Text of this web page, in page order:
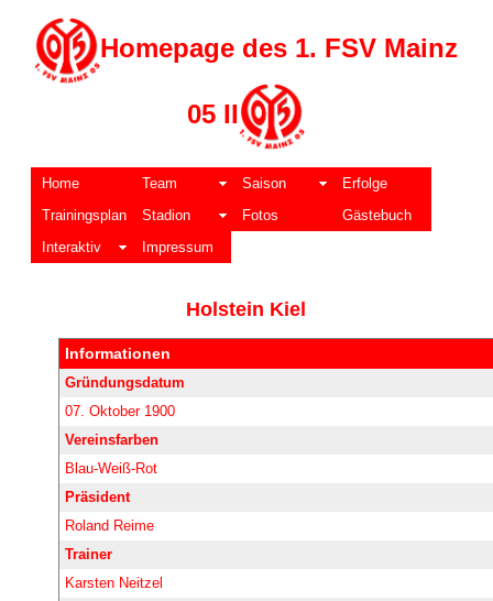
Homepage des 1. FSV Mainz
05 II
Home Team Saison
Erfolge
Trainingsplan
Stadion Fotos
Gästebuch
Interaktiv
Impressum
Holstein Kiel
Informationen
Gründungsdatum
07. Oktober 1900
Vereinsfarben
Blau-Weiß-Rot
Präsident
Roland Reime
Trainer
Karsten Neitzel